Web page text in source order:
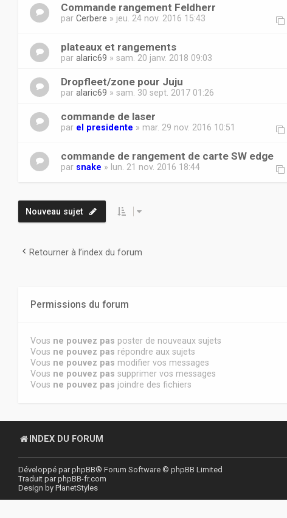
Commande rangement Feldherr
par Cerbere » jeu. 24 nov. 2016 15:43
plateaux et rangements
par alaric69 » sam. 20 janv. 2018 09:03
Dropfleet/zone pour Juju
par alaric69 » sam. 30 sept. 2017 01:26
commande de laser
par el presidente » mar. 29 nov. 2016 10:51
commande de rangement de carte SW edge
par snake » lun. 21 nov. 2016 18:44
Nouveau sujet
Retourner à l’index du forum
Permissions du forum
Vous ne pouvez pas poster de nouveaux sujets
Vous ne pouvez pas répondre aux sujets
Vous ne pouvez pas modifier vos messages
Vous ne pouvez pas supprimer vos messages
Vous ne pouvez pas joindre des fichiers
INDEX DU FORUM
Développé parphpBB® Forum Software © phpBB Limited
Traduit parphpBB-fr.com
Design by PlanetStyles